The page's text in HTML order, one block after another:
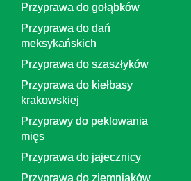
Przyprawa do gołąbków
Przyprawa do dań
meksykańskich
Przyprawa do szaszłyków
Przyprawa do kiełbasy
krakowskiej
Przyprawy do peklowania
mięs
Przyprawa do jajecznicy
Przyprawa do ziemniaków